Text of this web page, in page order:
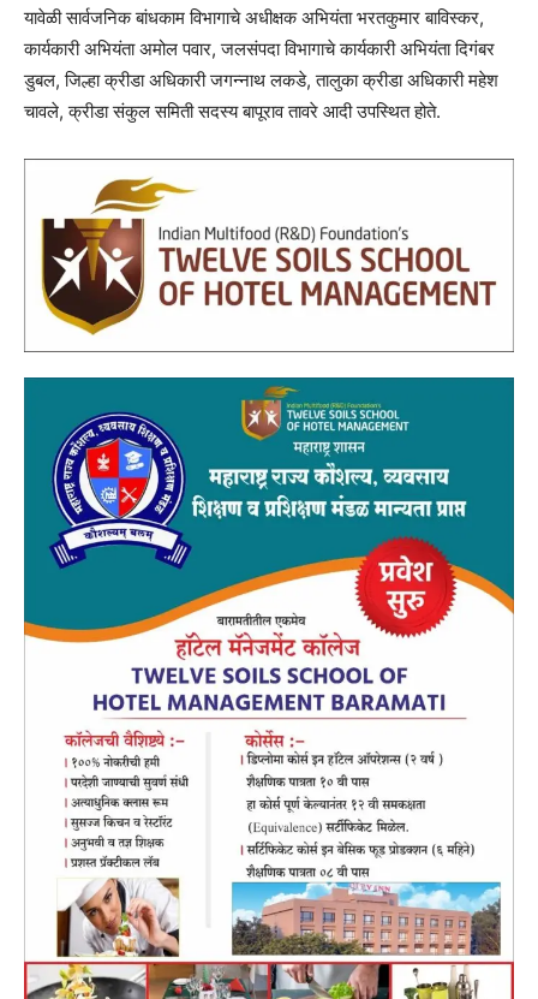
यावेळी सार्वजनिक बांधकाम विभागाचे अधीक्षक अभियंता भरतकुमार बाविस्कर,
कार्यकारी अभियंता अमोल पवार, जलसंपदा विभागाचे कार्यकारी अभियंता दिगंबर
डुबल, जिल्हा क्रीडा अधिकारी जगन्नाथ लकडे, तालुका क्रीडा अधिकारी महेश
चावले, क्रीडा संकुल समिती सदस्य बापूराव तावरे आदी उपस्थित होते.